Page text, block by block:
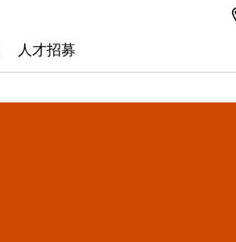
人才招募